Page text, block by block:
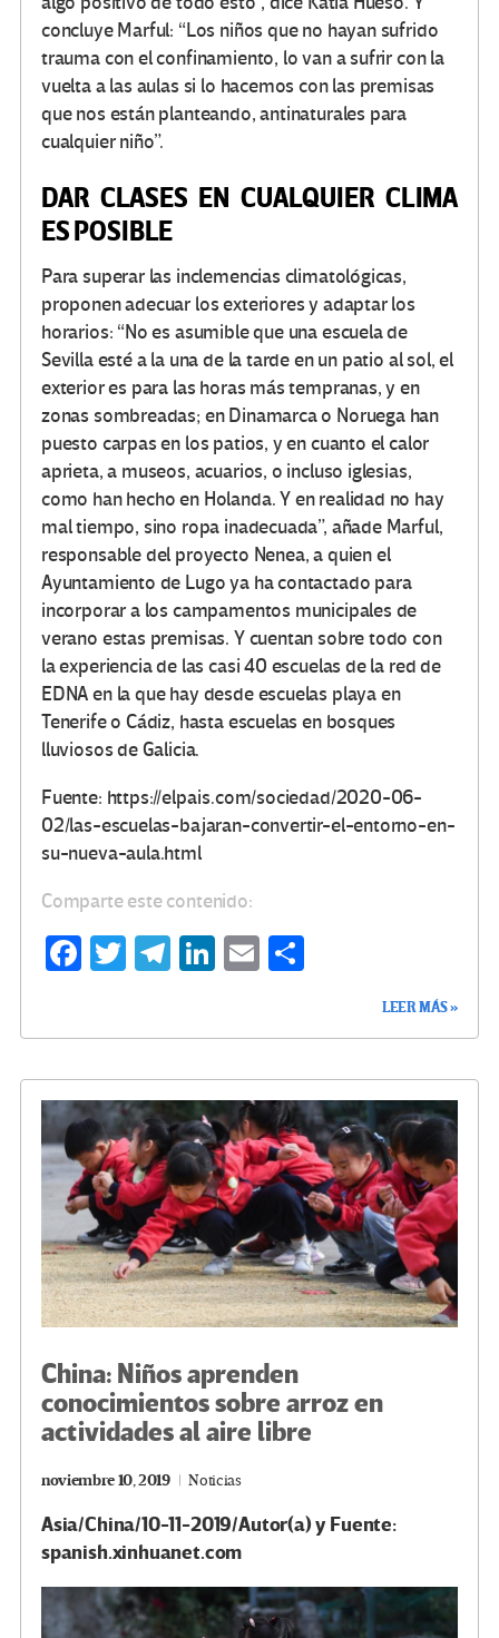
concluye Marful: “Los niños que no hayan sufrido
trauma con el confinamiento, lo van a sufrir con la
vuelta a las aulas si lo hacemos con las premisas
que nos están planteando, antinaturales para
cualquier niño”.
DAR CLASES EN CUALQUIER CLIMA
ES POSIBLE
Para superar las inclemencias climatológicas,
proponen adecuar los exteriores y adaptar los
horarios: “No es asumible que una escuela de
Sevilla esté a la una de la tarde en un patio al sol, el
exterior es para las horas más tempranas, y en
zonas sombreadas; en Dinamarca o Noruega han
puesto carpas en los patios, y en cuanto el calor
aprieta, a museos, acuarios, o incluso iglesias,
como han hecho en Holanda. Y en realidad no hay
mal tiempo, sino ropa inadecuada”, añade Marful,
responsable del proyecto Nenea, a quien el
Ayuntamiento de Lugo ya ha contactado para
incorporar a los campamentos municipales de
verano estas premisas. Y cuentan sobre todo con
la experiencia de las casi 40 escuelas de la red de
EDNA en la que hay desde escuelas playa en
Tenerife o Cádiz, hasta escuelas en bosques
lluviosos de Galicia.
Fuente: https://elpais.com/sociedad/2020-06-
02/las-escuelas-bajaran-convertir-el-entorno-en-
su-nueva-aula.html
Comparte este contenido:
Fa
o
k
T
Te
m
Li
n
E
ar
tir
LEER MÁS »
China: Niños aprenden
conocimientos sobre arroz en
actividades al aire libre
noviembre 10, 2019 Noticias
Asia/China/10-11-2019/Autor(a) y Fuente:
spanish.xinhuanet.com